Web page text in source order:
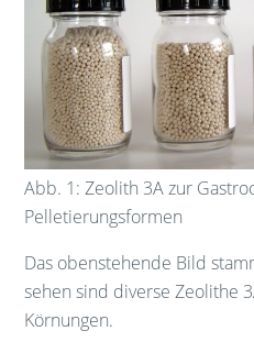
Abb. 1: Zeolith 3A zur
Pelletierungsformen
Das obenstehende Bild
sehen sind diverse Zeolithe
Körnungen.